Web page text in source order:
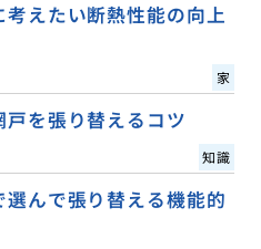
えたい断熱性能の向上
家
を張り替えるコツ
知識
んで張り替える機能的